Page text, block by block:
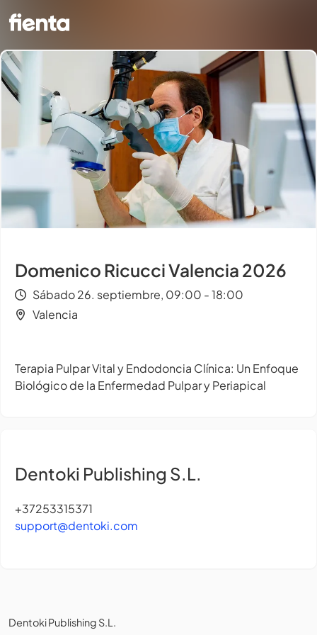
Domenico Ricucci Valencia 2026
Sábado 26. septiembre, 09:00 - 18:00
Valencia
Terapia Pulpar Vital y Endodoncia Clínica: Un Enfoque
Biológico de la Enfermedad Pulpar y Periapical
Dentoki Publishing S.L.
+37253315371
support@dentoki.com
Dentoki Publishing S.L.